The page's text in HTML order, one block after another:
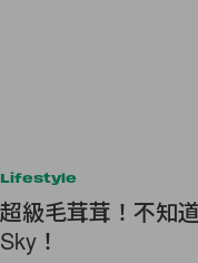
Lifestyle
超級毛茸茸！不知
Sky！